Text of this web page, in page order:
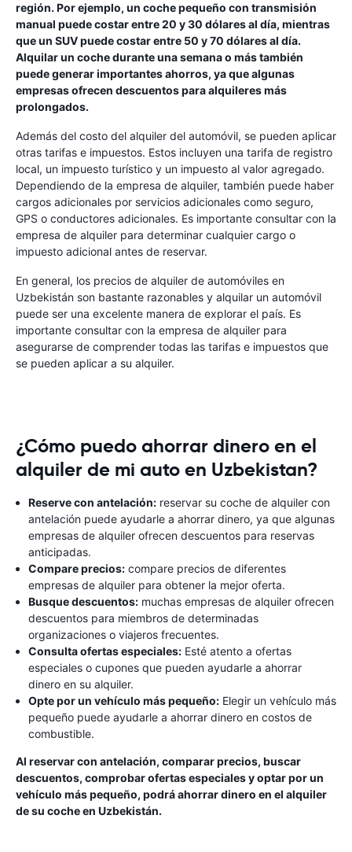
región. Por ejemplo, un coche pequeño con transmisión
manual puede costar entre 20 y 30 dólares al día, mientras
que un SUV puede costar entre 50 y 70 dólares al día.
Alquilar un coche durante una semana o más también
puede generar importantes ahorros, ya que algunas
empresas ofrecen descuentos para alquileres más
prolongados.
Además del costo del alquiler del automóvil, se pueden aplicar
otras tarifas e impuestos. Estos incluyen una tarifa de registro
local, un impuesto turístico y un impuesto al valor agregado.
Dependiendo de la empresa de alquiler, también puede haber
cargos adicionales por servicios adicionales como seguro,
GPS o conductores adicionales. Es importante consultar con la
empresa de alquiler para determinar cualquier cargo o
impuesto adicional antes de reservar.
En general, los precios de alquiler de automóviles en
Uzbekistán son bastante razonables y alquilar un automóvil
puede ser una excelente manera de explorar el país. Es
importante consultar con la empresa de alquiler para
asegurarse de comprender todas las tarifas e impuestos que
se pueden aplicar a su alquiler.
¿Cómo puedo ahorrar dinero en el
alquiler de mi auto en Uzbekistan?
Reserve con antelación: reservar su coche de alquiler con
antelación puede ayudarle a ahorrar dinero, ya que algunas
empresas de alquiler ofrecen descuentos para reservas
anticipadas.
Compare precios: compare precios de diferentes
empresas de alquiler para obtener la mejor oferta.
Busque descuentos: muchas empresas de alquiler ofrecen
descuentos para miembros de determinadas
organizaciones o viajeros frecuentes.
Consulta ofertas especiales: Esté atento a ofertas
especiales o cupones que pueden ayudarle a ahorrar
dinero en su alquiler.
Opte por un vehículo más pequeño: Elegir un vehículo más
pequeño puede ayudarle a ahorrar dinero en costos de
combustible.
Al reservar con antelación, comparar precios, buscar
descuentos, comprobar ofertas especiales y optar por un
vehículo más pequeño, podrá ahorrar dinero en el alquiler
de su coche en Uzbekistán.